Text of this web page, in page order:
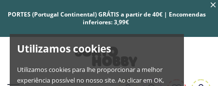
Utilizamos cookies
Utilizamos cookies para lhe proporcionar a melhor
experiência possível no nosso site. Ao clicar em OK,
PORTES (Portugal Continental) GRÁTIS a partir de 40€ | Encomendas
inferiores: 3,99€